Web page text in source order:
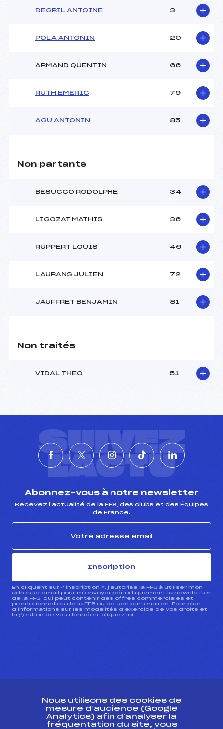
DEGRIL ANTOINE 3
POLA ANTONIN 20
ARMAND QUENTIN 66
RUTH EMERIC 79
AGU ANTONIN 85
Non partants
BESUCCO RODOLPHE 34
LIGOZAT MATHIS 36
RUPPERT LOUIS 46
LAURANS JULIEN 72
JAUFFRET BENJAMIN 81
Non traités
VIDAL THEO 51
SUIVEZ
L'ACTU
Abonnez-vous à notre newsletter
Recevez l’actualité de la FFS, des clubs et des Équipes
de France.
Inscription
En cliquant sur « inscription », j’autorise la FFS à utiliser mon
adresse email pour m’envoyer périodiquement la newsletter
de la FFS, qui peut contenir des offres commerciales et
promotionnelles de la FFS ou de ses partenaires. Pour plus
d’informations sur les modalités d’exercice de vos droits et
la gestion de vos données, cliquez ici
Nous utilisons des cookies de
mesure d’audience (Google
Analytics) afin d’analyser la
fréquentation du site, vous